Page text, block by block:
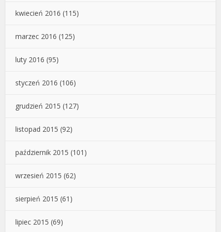
kwiecień 2016 (115)
marzec 2016 (125)
luty 2016 (95)
styczeń 2016 (106)
grudzień 2015 (127)
listopad 2015 (92)
październik 2015 (101)
wrzesień 2015 (62)
sierpień 2015 (61)
lipiec 2015 (69)